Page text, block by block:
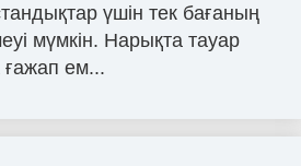
үшін тек бағаның
мүмкін. Нарықта тауар
ем...